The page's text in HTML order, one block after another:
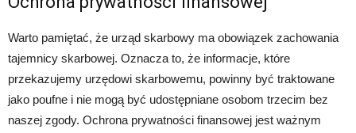
Warto pamiętać, że urząd skarbowy ma obowiązek zachowania
tajemnicy skarbowej. Oznacza to, że informacje, które
przekazujemy urzędowi skarbowemu, powinny być traktowane
jako poufne i nie mogą być udostępniane osobom trzecim bez
naszej zgody. Ochrona prywatności finansowej jest ważnym